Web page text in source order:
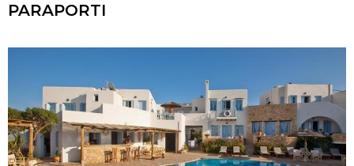
PARAPORTI